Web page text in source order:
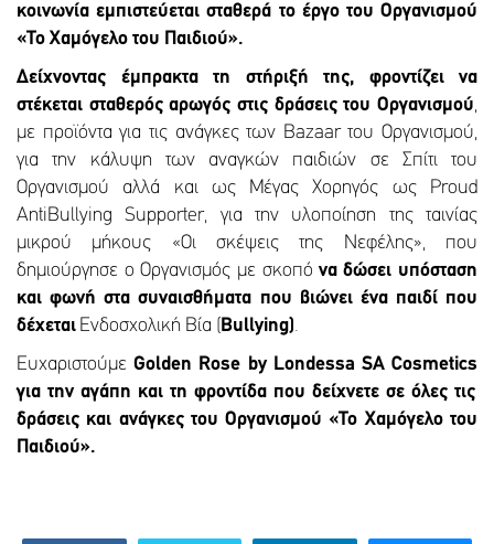
κοινωνία εμπιστεύεται σταθερά το έργο του Οργανισμού
«Το Χαμόγελο του Παιδιού».
Δείχνοντας έμπρακτα τη στήριξή της, φροντίζει να
στέκεται σταθερός αρωγός στις δράσεις του Οργανισμού,
με προϊόντα για τις ανάγκες των Bazaar του Οργανισμού,
για την κάλυψη των αναγκών παιδιών σε Σπίτι του
Οργανισμού αλλά και ως Μέγας Χορηγός ως Proud
AntiBullying Supporter, για την υλοποίηση της ταινίας
μικρού μήκους «Οι σκέψεις της Νεφέλης», που
δημιούργησε ο Οργανισμός με σκοπό να δώσει υπόσταση
και φωνή στα συναισθήματα που βιώνει ένα παιδί που
δέχεται Ενδοσχολική Βία (Bullying).
ΕυχαριστούμεGolden Rose by Londessa SA Cosmetics
για την αγάπη και τη φροντίδα που δείχνετε σε όλες τις
δράσεις και ανάγκες του Οργανισμού «Το Χαμόγελο του
Παιδιού».